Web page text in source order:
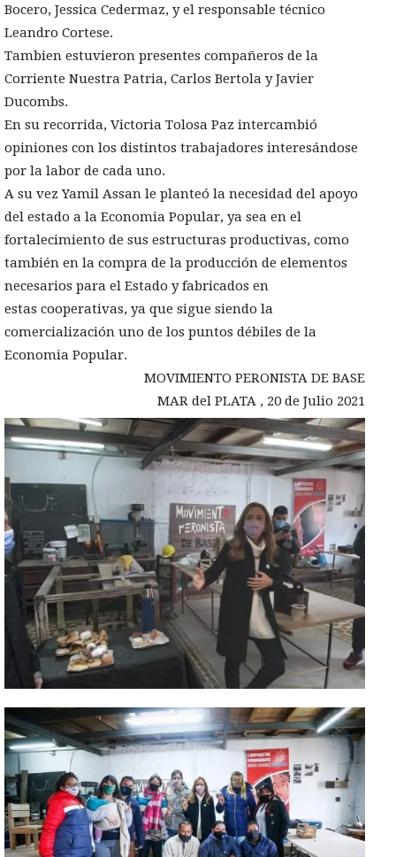
Bocero, Jessica Cedermaz, y el responsable técnico
Leandro Cortese.
Tambien estuvieron presentes compañeros de la
Corriente Nuestra Patria, Carlos Bertola y Javier
Ducombs.
En su recorrida, Victoria Tolosa Paz intercambió
opiniones con los distintos trabajadores interesándose
por la labor de cada uno.
A su vez Yamil Assan le planteó la necesidad del apoyo
del estado a la Economia Popular, ya sea en el
fortalecimiento de sus estructuras productivas, como
también en la compra de la producción de elementos
necesarios para el Estado y fabricados en
estas cooperativas, ya que sigue siendo la
comercialización uno de los puntos débiles de la
Economia Popular.
MOVIMIENTO PERONISTA DE BASE
MAR del PLATA , 20 de Julio 2021